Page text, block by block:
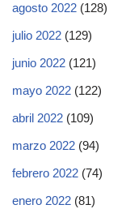
agosto 2022 (128)
julio 2022 (129)
junio 2022 (121)
mayo 2022 (122)
abril 2022 (109)
marzo 2022 (94)
febrero 2022 (74)
enero 2022 (81)